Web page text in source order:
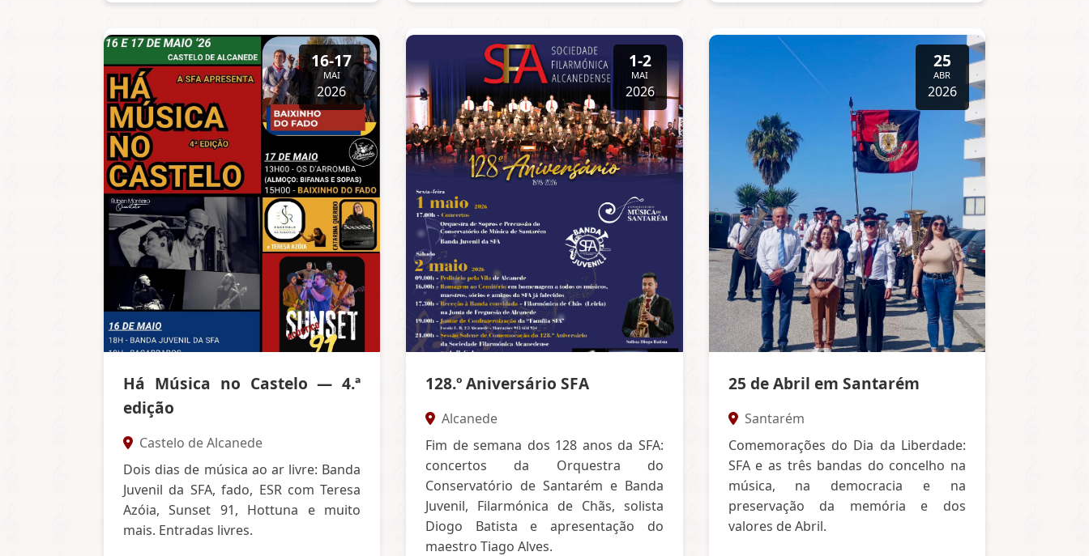
16-17
MAI
2026
Há Música no Castelo — 4.ª
edição
Castelo de Alcanede
Dois dias de música ao ar livre: Banda
Juvenil da SFA, fado, ESR com Teresa
Azóia, Sunset 91, Hottuna e muito
mais. Entradas livres.
1-2
MAI
2026
128.º Aniversário SFA
Alcanede
Fim de semana dos 128 anos da SFA:
concertos da Orquestra do
Conservatório de Santarém e Banda
Juvenil, Filarmónica de Chãs, solista
Diogo Batista e apresentação do
maestro Tiago Alves.
25
ABR
2026
25 de Abril em Santarém
Santarém
Comemorações do Dia da Liberdade:
SFA e as três bandas do concelho na
música, na democracia e na
preservação da memória e dos
valores de Abril.